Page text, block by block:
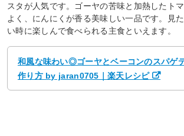
スタが人気です。ゴーヤの苦味と加熱したト
よく、にんにくが香る美味しい一品です。見
い時に楽しんで食べられる主食といえます。
和風な味わい◎ゴーヤとベーコンのスパゲ
作り方 by jaran0705｜楽天レシピ